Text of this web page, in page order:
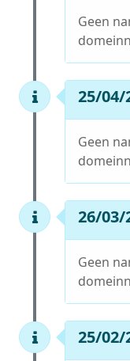
Geen
25/04/
Geen
26/03/
Geen
25/02/